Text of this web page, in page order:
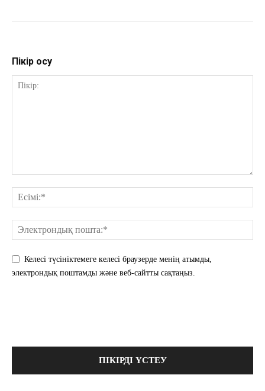
Пікір қосу
Келесі түсініктемеге келесі браузерде менің атымды,
электрондық поштамды және веб-сайтты сақтаңыз.